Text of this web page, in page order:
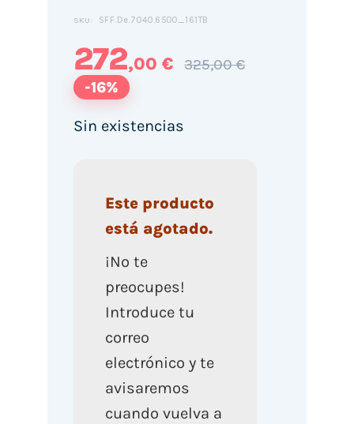
SKU: SFF.De.7040.6500_161TB
272,00 € 325,00 €
-16%
Sin existencias
Este producto
está agotado.
¡No te
preocupes!
Introduce tu
correo
electrónico y te
avisaremos
cuando vuelva a